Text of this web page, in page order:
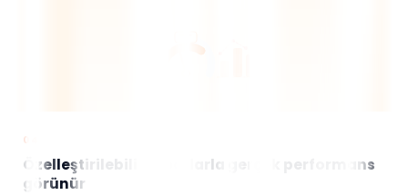
04
Özelleştirilebilir raporlarla gerçek performans
görünür